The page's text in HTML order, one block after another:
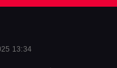
13:34